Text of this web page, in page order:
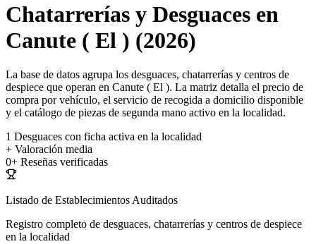
Chatarrerías y Desguaces en
Canute ( El ) (2026)
La base de datos agrupa los desguaces, chatarrerías y centros de
despiece que operan en Canute ( El ). La matriz detalla el precio de
compra por vehículo, el servicio de recogida a domicilio disponible
y el catálogo de piezas de segunda mano activo en la localidad.
1 Desguaces con ficha activa en la localidad
+ Valoración media
0+ Reseñas verificadas
Listado de Establecimientos Auditados
Registro completo de desguaces, chatarrerías y centros de despiece
en la localidad